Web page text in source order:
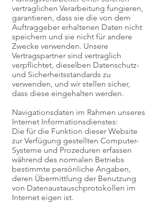
vertraglichen Verarbeitung fungieren,
garantieren, dass sie die von dem
Auftraggeber erhaltenen Daten nicht
speichern und sie nicht für andere
Zwecke verwenden. Unsere
Vertragspartner sind vertraglich
verpflichtet, dieselben Datenschutz-
und Sicherheitsstandards zu
verwenden, und wir stellen sicher,
dass diese eingehalten werden.
Navigationsdaten im Rahmen unseres
Internet Informationsdienstes:
Die für die Funktion dieser Website
zur Verfügung gestellten Computer-
Systeme und Prozeduren erfassen
während des normalen Betriebs
bestimmte persönliche Angaben,
deren Übermittlung der Benutzung
von Datenaustauschprotokollen im
Internet eigen ist.